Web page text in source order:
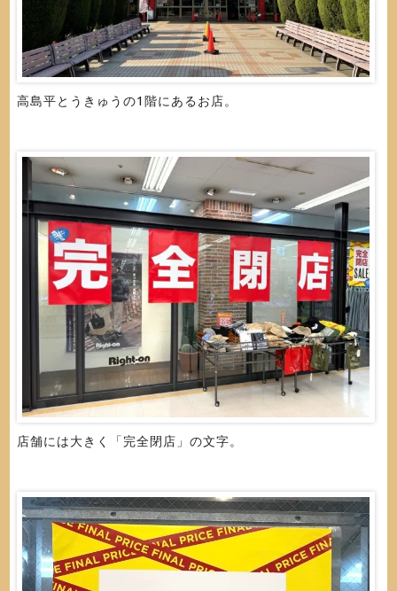
高島平とうきゅうの1階にあるお店。
店舗には大きく「完全閉店」の文字。